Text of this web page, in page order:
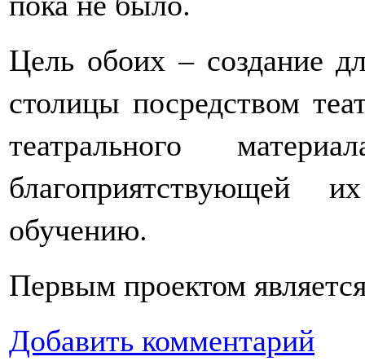
Цель обоих – создание
столицы посредством
театрального
благоприятствующей
обучению.
Первым проектом
Добавить комментарий